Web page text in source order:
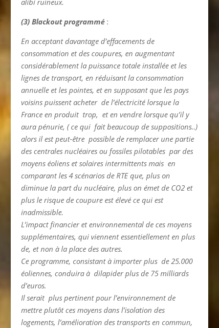
alibi ruineux.
(3) Blackout programmé:
En acceptant davantage d’effacements de
consommation et des coupures, en augmentant
considérablement la puissance totale installée et les
lignes de transport, en réduisant la consommation
annuelle et les pointes, et en supposant que les pays
voisins puissent acheter de l’électricité lorsque la
France en produit trop, et en vendre lorsque qu’il y
aura pénurie, ( ce qui fait beaucoup de suppositions..)
alors il est peut-être possible de remplacer une partie
des centrales nucléaires ou fossiles pilotables par des
moyens éoliens et solaires intermittents mais en
comparant les 4 scénarios de RTE que, plus on
diminue la part du nucléaire, plus on émet de CO2 et
plus le risque de coupure est élevé ce qui est
inadmissible.
L’impact financier et environnemental de ces moyens
supplémentaires, qui viennent essentiellement en plus
de, et non à la place des autres.
Ce programme, consistant à importer plus de 25.000
éoliennes, conduira à dilapider plus de 75 milliards
d’euros.
Il serait plus pertinent pour l’environnement de
mettre plutôt ces moyens dans l’isolation des
logements, l’amélioration des transports en commun,